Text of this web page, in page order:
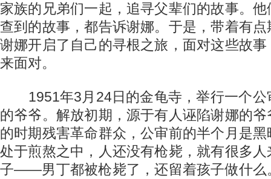
家族的兄弟们一起，追寻父辈们的故事。
查到的故事，都告诉谢娜。于是，带着有
谢娜开启了自己的寻根之旅，面对这些故
来面对。
1951年3月24日的金龟寺，举行一个公
的爷爷。解放初期，源于有人诬陷谢娜的
的时期残害革命群众，公审前的半个月是
处于煎熬之中，人还没有枪毙，就有很多
子——男丁都被枪毙了，还留着孩子做什么